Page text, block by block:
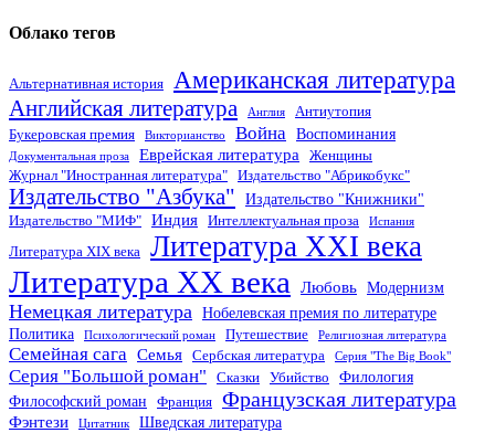
Облако тегов
Альтернативная история Американская литература
Английская литература Англия
Антиутопия
Букеровская премия
Викторианство Война Воспоминания
Документальная проза Еврейская литература
Женщины
Журнал "Иностранная литература"
Издательство "Абрикобукс"
Издательство "Азбука" Издательство "Книжники"
Издательство "МИФ" Индия Интеллектуальная проза Испания
Литература XIX века Литература XXI века
Литература XX века Любовь Модернизм
Немецкая литература Нобелевская премия по литературе
Политика
Психологический роман Путешествие Религиозная литература
Семейная сага Семья Сербская литература Серия "The Big Book"
Серия "Большой роман" Сказки Убийство
Филология
Философский роман
Франция Французская литература
Фэнтези Цитатник Шведская литература